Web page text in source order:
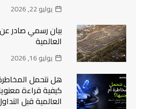
يوليو 22, 2026
بيان رسمي صادر
العالمية
يوليو 16, 2026
هل نتحمل
كيفية قراءة
العالمية قبل